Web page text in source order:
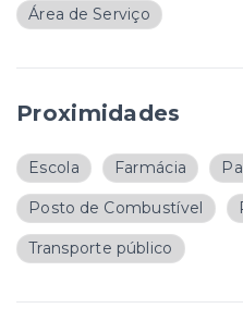
Área de Serviço
Proximidades
Escola Farmácia
Posto de Combustível
Transporte público